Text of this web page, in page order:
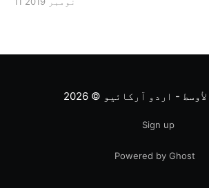
کشمکش کی حدبندی کرنے کے لئے ایک
- اردو آرکائیو © 2026
Sign up
Powered by Ghost